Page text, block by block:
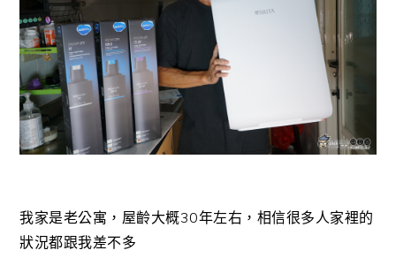
我家是老公寓，屋齡大概30年左右，相信很多人家裡的
狀況都跟我差不多